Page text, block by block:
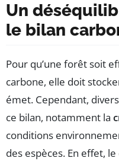
Un
le bilan
Pour qu’une forêt soit
carbone, elle doit
émet. Cependant,
ce bilan, notamment la
conditions
des espèces. En effet,